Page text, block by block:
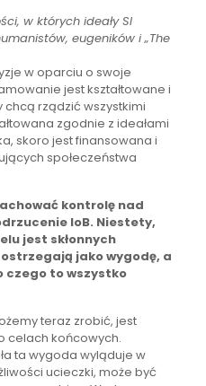
w których ideały SI
eugeników i „The
w oparciu o swoje
jest kształtowane i
rządzić wszystkimi
zgodnie z ideałami
skoro jest finansowana i
społeczeństwa
kontrolę nad
IoB. Niestety,
jest skłonnych
jako wygodę, a
czego to wszystko
teraz zrobić, jest
celach końcowych.
ta wygoda wyląduje w
ucieczki, może być